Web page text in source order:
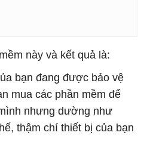
này và kết quả là:
bạn đang được bảo vệ
mua các phần mềm để
nhưng dường như
thậm chí thiết bị của bạn